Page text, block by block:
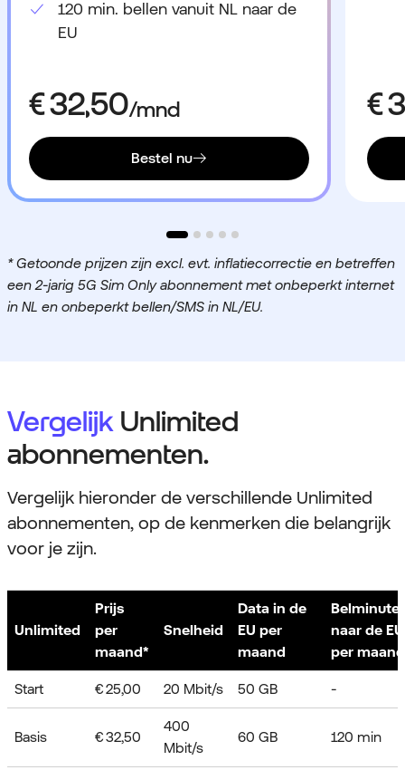
120 min. bellen vanuit NL naar de
EU
Bestel nu
* Getoonde prijzen zijn excl. evt. inflatiecorrectie en betreffen
een 2-jarig 5G Sim Only abonnement met onbeperkt internet
in NL en onbeperkt bellen/SMS in NL/EU.
Vergelijk Unlimited
abonnementen.
Vergelijk hieronder de verschillende Unlimited
abonnementen, op de kenmerken die belangrijk
voor je zijn.
Unlimited
Prijs
per
maand*
Snelheid
Data in de
EU per
maand
naar de EU
per maand
Start € 25,00 20 Mbit/s 50 GB -
Basis € 32,50
400
Mbit/s
60 GB 120 min